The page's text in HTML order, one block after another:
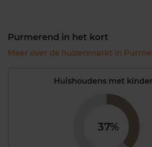
Purmerend in het kort
Meer over de huizenmarkt in
Huishoudens met
37%